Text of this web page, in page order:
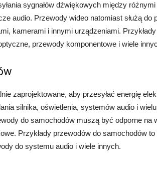
sygnałów dźwiękowych między
audio. Przewody wideo natomiast służą do
kamerami i innymi urządzeniami.
przewody komponentowe i wiele
zaprojektowane, aby przesyłać energię
silnika, oświetlenia, systemów audio i
do samochodów muszą być odporne na
Przykłady przewodów do samochodów
do systemu audio i wiele innych.